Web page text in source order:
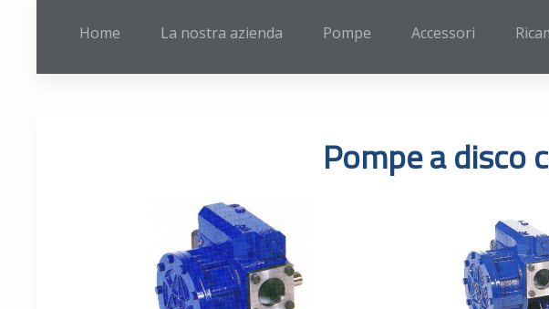
Home La nostra azienda Pompe Accessori
Pompe a disco